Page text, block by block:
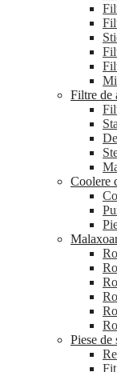
Filtre de
Coolere
Piese de